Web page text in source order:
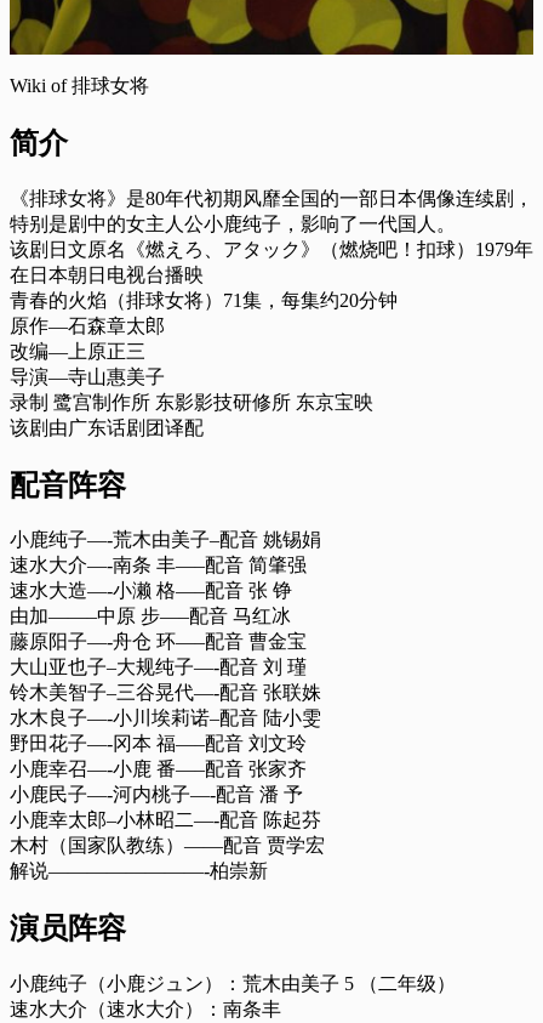
Wiki of 排球女将
简介
《排球女将》是80年代初期风靡全国的一部日本偶像连续剧，
特别是剧中的女主人公小鹿纯子，影响了一代国人。
该剧日文原名《燃えろ、アタック》（燃烧吧！扣球）1979年
在日本朝日电视台播映
青春的火焰（排球女将）71集，每集约20分钟
原作—石森章太郎
改编—上原正三
导演—寺山惠美子
录制 鹭宫制作所 东影影技研修所 东京宝映
该剧由广东话剧团译配
配音阵容
小鹿纯子—-荒木由美子–配音 姚锡娟
速水大介—-南条 丰—–配音 简肇强
速水大造—-小濑 格—–配音 张 铮
由加——–中原 步—–配音 马红冰
藤原阳子—-舟仓 环—–配音 曹金宝
大山亚也子–大规纯子—-配音 刘 瑾
铃木美智子–三谷晃代—-配音 张联姝
水木良子—-小川埃莉诺–配音 陆小雯
野田花子—-冈本 福—–配音 刘文玲
小鹿幸召—-小鹿 番—–配音 张家齐
小鹿民子—-河内桃子—-配音 潘 予
小鹿幸太郎–小林昭二—-配音 陈起芬
木村（国家队教练）——配音 贾学宏
解说————————-柏崇新
演员阵容
小鹿纯子（小鹿ジュン）：荒木由美子 5 （二年级）
速水大介（速水大介）：南条丰